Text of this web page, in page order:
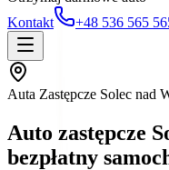
Kontakt
+48 536 565
Auta Zastępcze Solec nad
Auto zastępcze
bezpłatny